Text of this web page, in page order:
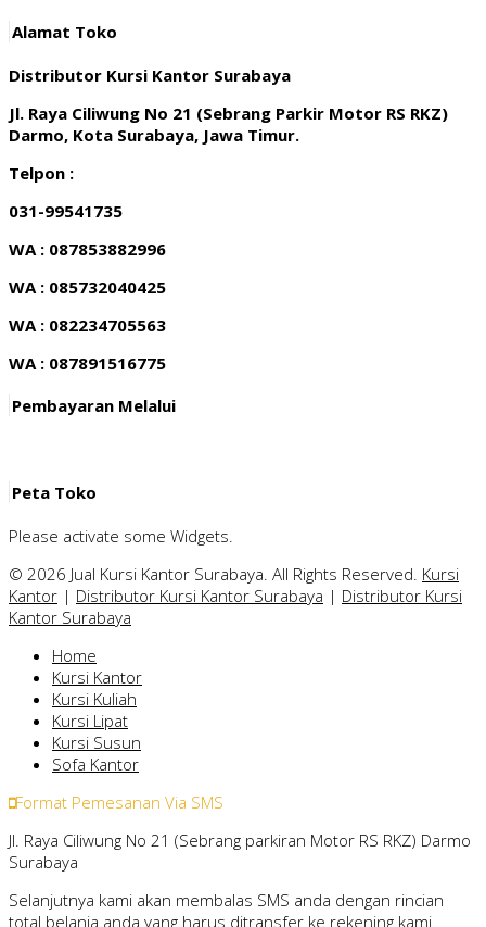
Alamat Toko
Distributor Kursi Kantor Surabaya
Jl. Raya Ciliwung No 21 (Sebrang Parkir Motor RS RKZ)
Darmo, Kota Surabaya, Jawa Timur.
Telpon :
031-99541735
WA : 087853882996
WA : 085732040425
WA : 082234705563
WA : 087891516775
Pembayaran Melalui
Peta Toko
Please activate some Widgets.
© 2026 Jual Kursi Kantor Surabaya. All Rights Reserved. Kursi
Kantor | Distributor Kursi Kantor Surabaya | Distributor Kursi
Kantor Surabaya
Home
Kursi Kantor
Kursi Kuliah
Kursi Lipat
Kursi Susun
Sofa Kantor
Format Pemesanan Via SMS
Jl. Raya Ciliwung No 21 (Sebrang parkiran Motor RS RKZ) Darmo
Surabaya
Selanjutnya kami akan membalas SMS anda dengan rincian
total belanja anda yang harus ditransfer ke rekening kami